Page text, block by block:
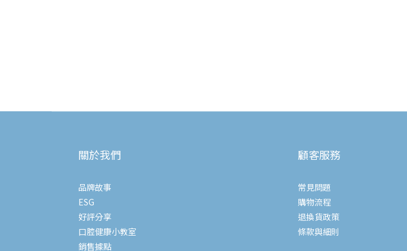
關於我們
品牌故事
ESG
好評分享
口腔健康小教室
銷售據點
顧客服務
常見問題
購物流程
退換貨政策
條款與細則